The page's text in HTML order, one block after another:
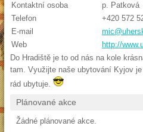
Kontaktní osoba
p. Patková
Telefon
+420 572
E-mail
Web
http://
Do Hradiště je to od nás na kole
tam. Využijte naše ubytování Kyjov
rád ubytuje.
Plánované akce
Žádné plánované akce.